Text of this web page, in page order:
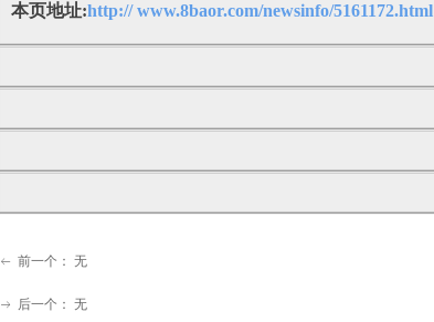
ꂃ 前一个： 无
ꁹ 后一个： 无
本页地址:http:// www.8baor.com/newsinfo/5161172.html